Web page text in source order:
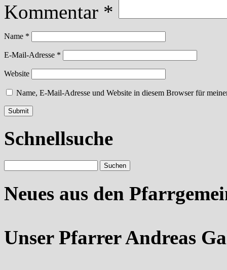
Kommentar *
Name *
E-Mail-Adresse *
Website
Name, E-Mail-Adresse und Website in diesem Browser für
Schnellsuche
Neues aus den
Unser Pfarrer Andreas